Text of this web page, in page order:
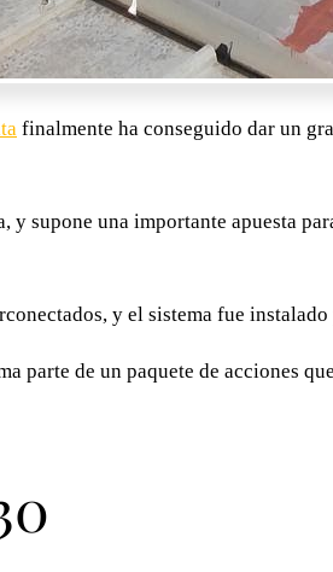
finalmente ha conseguido dar un
y supone una importante apuesta
y el sistema fue
parte de un paquete de acciones